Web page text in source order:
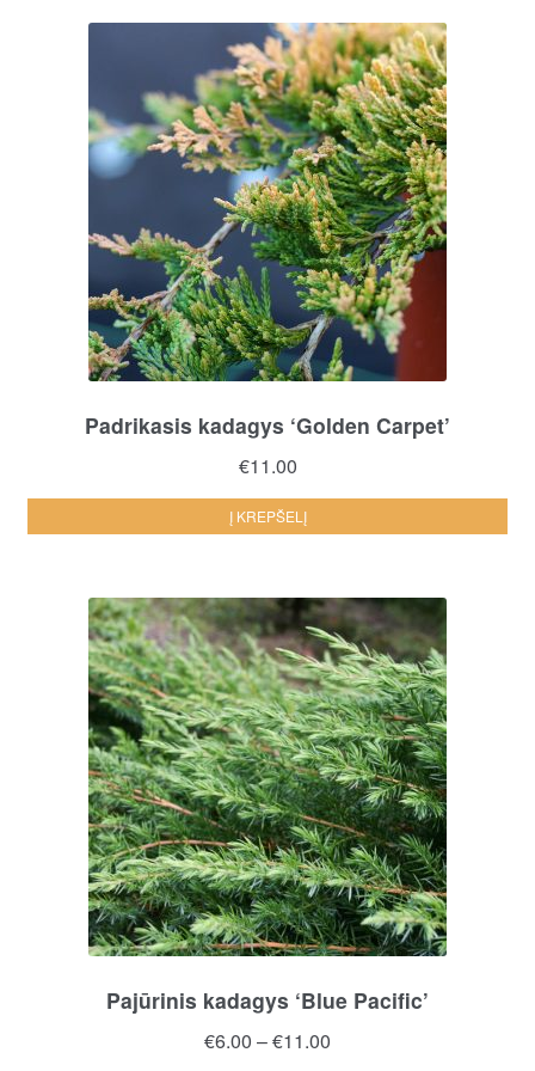
Padrikasis kadagys ‘Golden Carpet’
€11.00
Į KREPŠELĮ
Pajūrinis kadagys ‘Blue Pacific’
€6.00 –€11.00